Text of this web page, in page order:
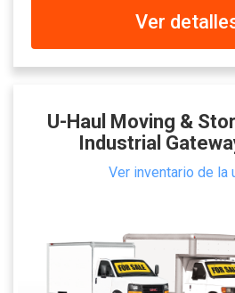
Ver
U-Haul Moving &
Industrial
Ver inventario de la